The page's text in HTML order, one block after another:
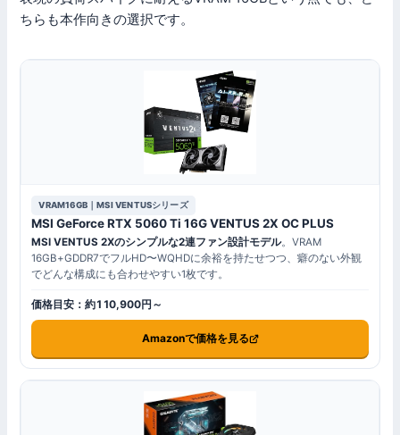
ちらも本作向きの選択です。
VRAM16GB｜MSI VENTUSシリーズ
MSI GeForce RTX 5060 Ti 16G VENTUS 2X OC PLUS
MSI VENTUS 2Xのシンプルな2連ファン設計モデル。VRAM
16GB+GDDR7でフルHD〜WQHDに余裕を持たせつつ、癖のない外観
でどんな構成にも合わせやすい1枚です。
価格目安：約110,900円～
Amazonで価格を見る